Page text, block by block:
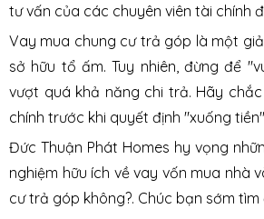
tư vấn của các chuyên viên tài chính
Vay mua chung cư trả góp là một
sở hữu tổ ấm. Tuy nhiên, đừng để
vượt quá khả năng chi trả. Hãy
chính trước khi quyết định "xuống
Đức Thuận Phát Homes hy vọng
nghiệm hữu ích về vay vốn mua nhà
cư trả góp không?. Chúc bạn sớm